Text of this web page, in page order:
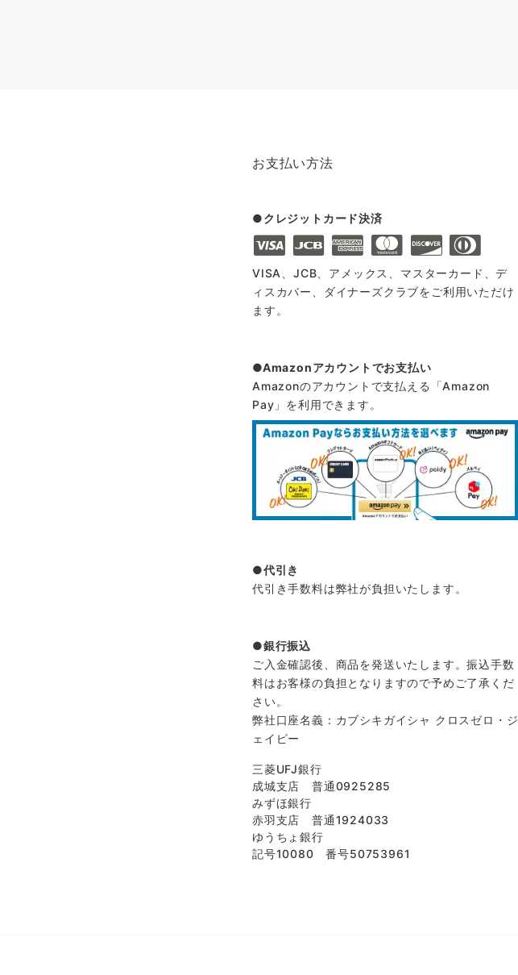
お支払い方法
クレジットカード決済
VISA、JCB、アメックス、マスターカード、デ
ィスカバー、ダイナーズクラブをご利用いただけ
ます。
Amazonアカウントでお支払い
Amazonのアカウントで支払える「Amazon
Pay」を利用できます。
代引き
代引き手数料は弊社が負担いたします。
銀行振込
ご入金確認後、商品を発送いたします。振込手数
料はお客様の負担となりますので予めご了承くだ
さい。
弊社口座名義：カブシキガイシャ クロスゼロ・ジ
ェイピー
三菱UFJ銀行
成城支店 普通0925285
みずほ銀行
赤羽支店 普通1924033
ゆうちょ銀行
記号10080 番号50753961